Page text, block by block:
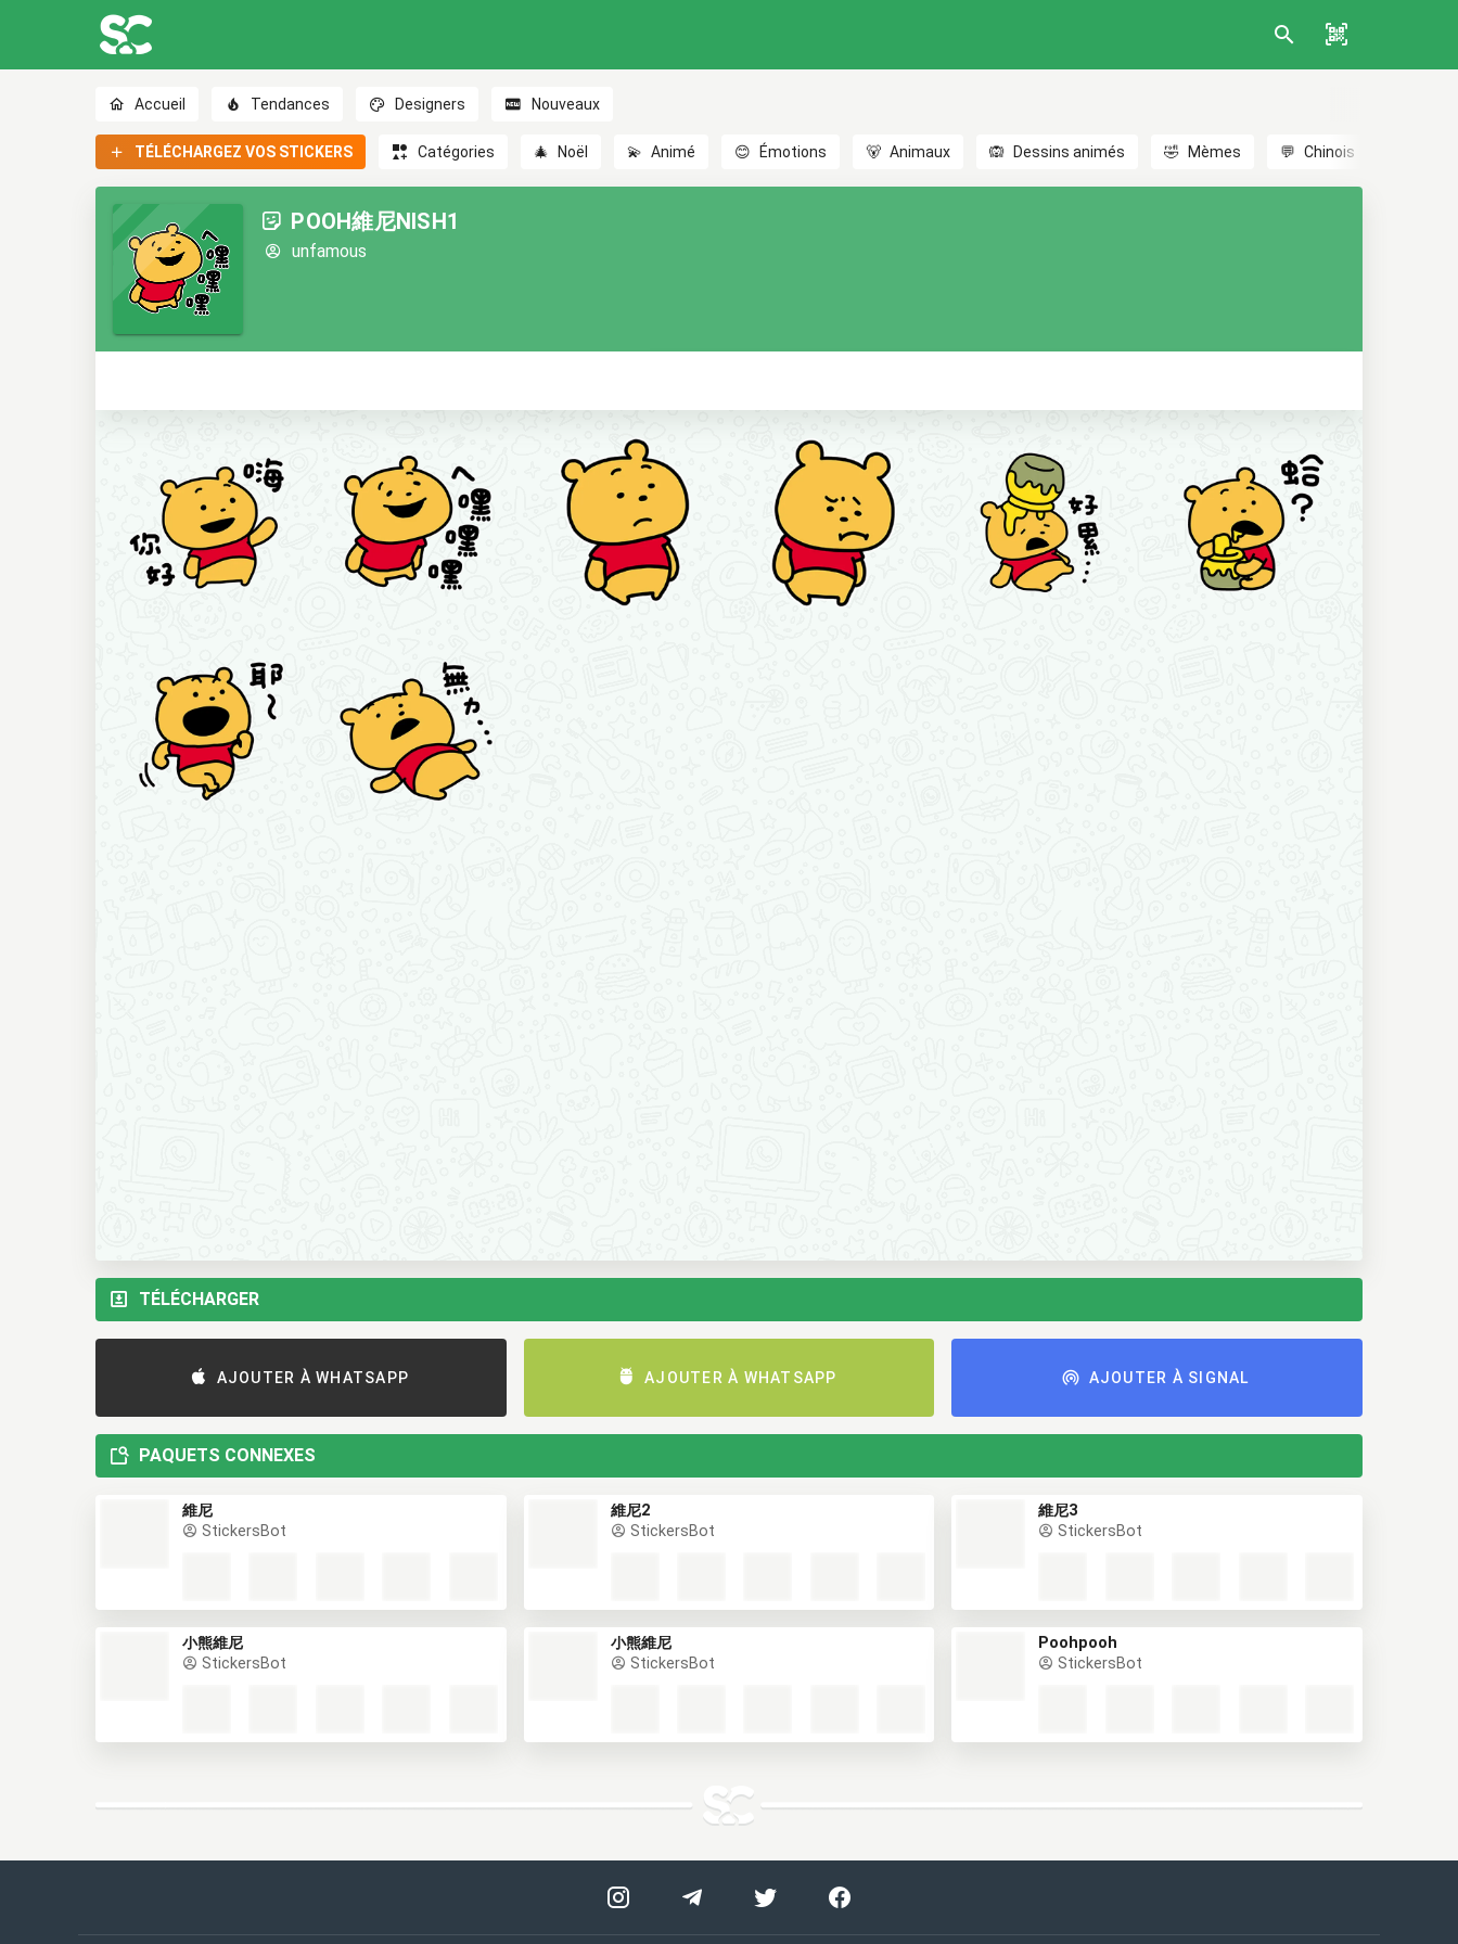
Accueil Tendances Designers Nouveaux
TÉLÉCHARGEZ VOS STICKERS Catégories 🎄 Noël 💫 Animé 😊 Émotions 🐻 Animaux 🙉 Dessins animés 🤣 Mèmes 💬 Chinois
POOH維尼NISH1
unfamous
TÉLÉCHARGER
AJOUTER À WHATSAPP AJOUTER À WHATSAPP AJOUTER À SIGNAL
PAQUETS CONNEXES
維尼
StickersBot
維尼2
StickersBot
維尼3
StickersBot
小熊維尼
StickersBot
小熊維尼
StickersBot
Poohpooh
StickersBot